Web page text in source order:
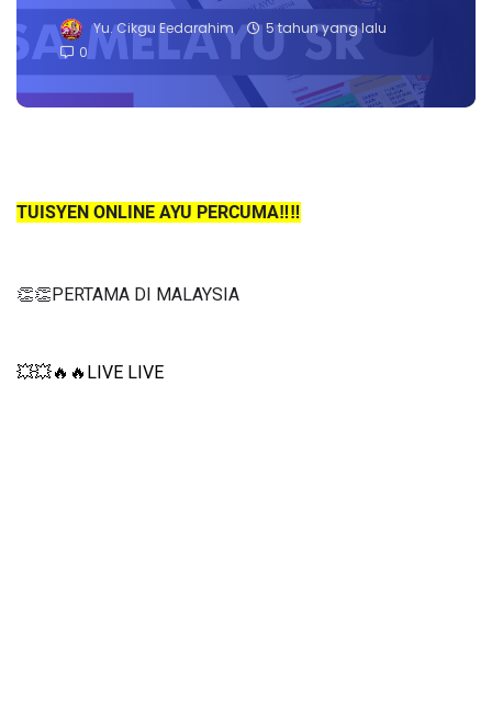
Yu. Cikgu Eedarahim
5 tahun yang lalu
0
TUISYEN ONLINE AYU PERCUMA‼️‼️
👏👏PERTAMA DI MALAYSIA
💥💥🔥🔥LIVE LIVE